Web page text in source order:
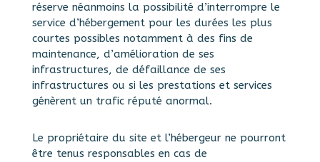
réserve néanmoins la possibilité d’interrompre le
service d’hébergement pour les durées les plus
courtes possibles notamment à des fins de
maintenance, d’amélioration de ses
infrastructures, de défaillance de ses
infrastructures ou si les prestations et services
génèrent un trafic réputé anormal.
Le propriétaire du site et l’hébergeur ne pourront
être tenus responsables en cas de